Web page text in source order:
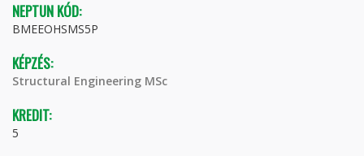
NEPTUN KÓD:
BMEEOHSMS5P
KÉPZÉS:
Structural Engineering MSc
KREDIT:
5